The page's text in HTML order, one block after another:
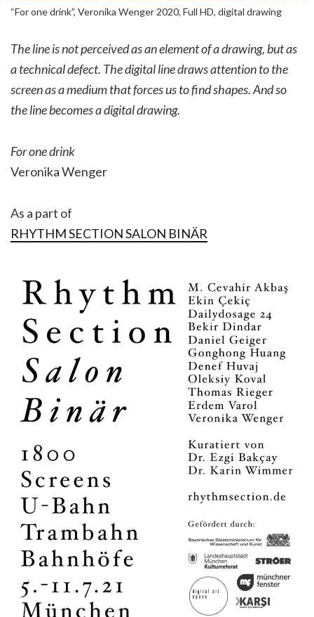
“For one drink”, Veronika Wenger 2020, Full HD, digital drawing
The line is not perceived as an element of a drawing, but as
a technical defect. The digital line draws attention to the
screen as a medium that forces us to find shapes. And so
the line becomes a digital drawing.
For one drink
Veronika Wenger
As a part of
RHYTHM SECTION SALON BINÄR